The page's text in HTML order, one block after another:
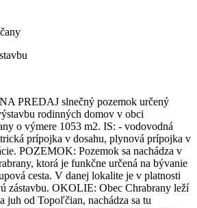
PREDAJ slnečný pozemok určený
rodinných domov v obci
o výmere 1053 m2. IS: - vodovodná
prípojka v dosahu, plynová prípojka v
POZEMOK: Pozemok sa nachádza v
ktorá je funkčne určená na bývanie
cesta. V danej lokalite je v platnosti
zástavbu. OKOLIE: Obec Chrabrany leží
juh od Topoľčian, nachádza sa tu